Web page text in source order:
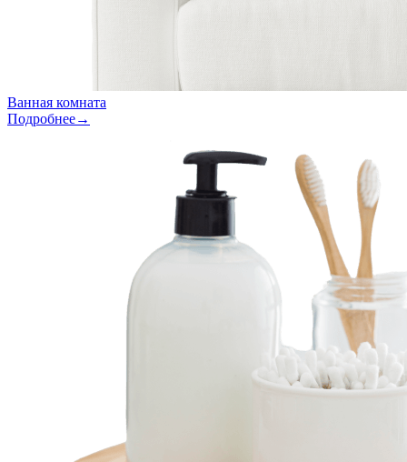
Ванная комната
Подробнее→